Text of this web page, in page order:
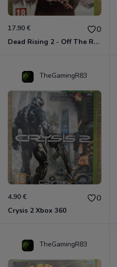
17.90 € 0
Dead Rising 2 - Off The Record Xbox 360
TheGamingR83
4.90 € 0
Crysis 2 Xbox 360
TheGamingR83